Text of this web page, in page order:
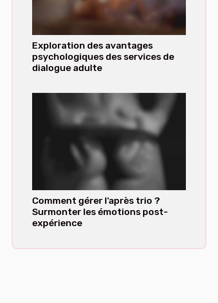
Exploration des avantages
psychologiques des services de
dialogue adulte
Comment gérer l'après trio ?
Surmonter les émotions post-
expérience